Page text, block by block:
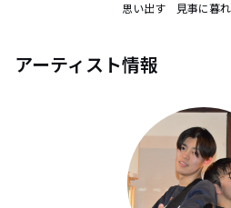
思い出す　見事に暮
アーティスト情報